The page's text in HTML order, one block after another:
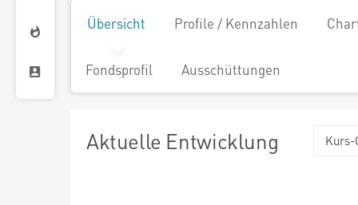
Übersicht Profile / Kennzahlen
Fondsprofil Ausschüttungen
Aktuelle Entwicklung Kurs-